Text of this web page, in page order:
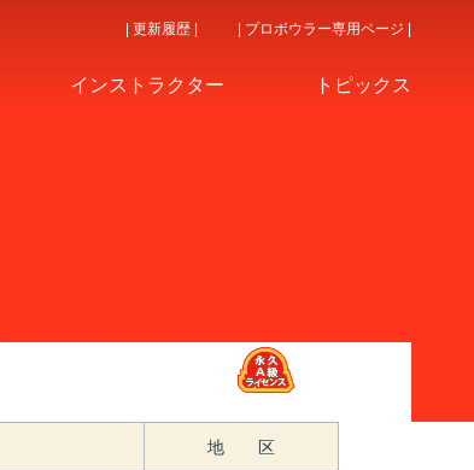
インストラクター トピックス
| 更新履歴 | | プロボウラー専用ページ |
地 区